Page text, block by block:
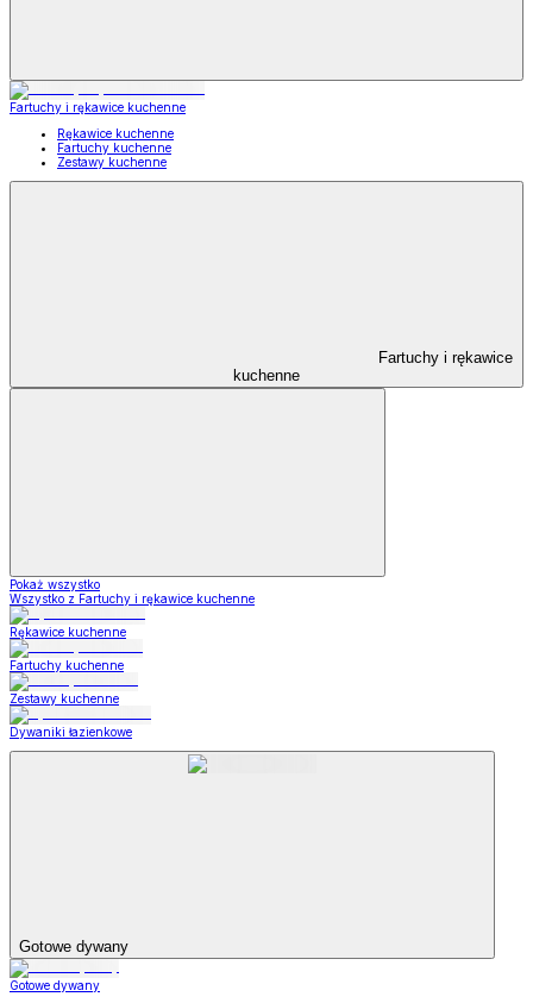
Fartuchy i rękawice kuchenne
Rękawice kuchenne
Fartuchy kuchenne
Zestawy kuchenne
Fartuchy i rękawice
kuchenne
Pokaż wszystko
Wszystko z Fartuchy i rękawice kuchenne
Rękawice kuchenne
Fartuchy kuchenne
Zestawy kuchenne
Dywaniki łazienkowe
Gotowe dywany
Gotowe dywany